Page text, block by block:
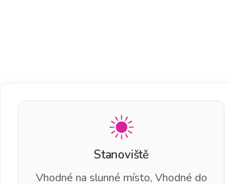
Stanoviště
Vhodné na slunné místo, Vhodné do